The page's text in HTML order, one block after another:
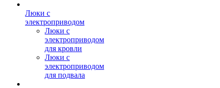
Люки с
электроприводом
Люки с
электроприводом
для кровли
Люки с
электроприводом
для подвала